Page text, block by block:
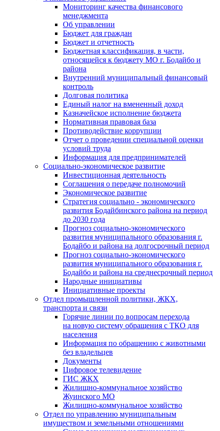
Мониторинг качества финансового
менеджмента
Об управлении
Бюджет для граждан
Бюджет и отчетность
Бюджетная классификация, в части,
относящейся к бюджету МО г. Бодайбо и
района
Внутренний муниципальный финансовый
контроль
Долговая политика
Единый налог на вмененный доход
Казначейское исполнение бюджета
Нормативная правовая база
Противодействие коррупции
Отчет о проведении специальной оценки
условий труда
Информация для предпринимателей
Социально-экономическое развитие
Инвестиционная деятельность
Соглашения о передаче полномочий
Экономическое развитие
Стратегия социально - экономического
развития Бодайбинского района на период
до 2030 года
Прогноз социально-экономического
развития муниципального образования г.
Бодайбо и района на долгосрочный период
Прогноз социально-экономического
развития муниципального образования г.
Бодайбо и района на среднесрочный период
Народные инициативы
Инициативные проекты
Отдел промышленной политики, ЖКХ,
транспорта и связи
Горячие линии по вопросам перехода
на новую систему обращения с ТКО для
населения
Информация по обращению с животными
без владельцев
Документы
Цифровое телевидение
ГИС ЖКХ
Жилищно-коммунальное хозяйство
Жуинского МО
Жилищно-коммунальное хозяйство
Отдел по управлению муниципальным
имуществом и земельными отношениями